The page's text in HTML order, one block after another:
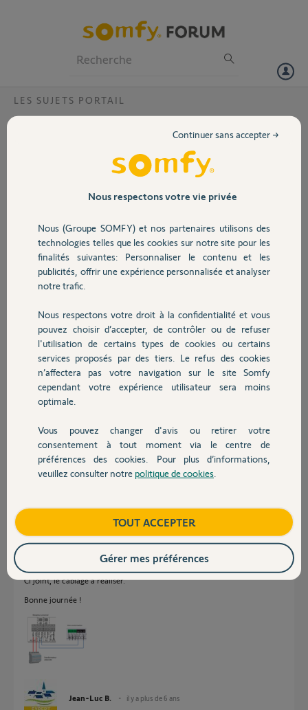
Volet
Sécurité
Domotique
Chauffage
Autres produits
Devis avec un pro
Contact
LES SUJETS PORTAIL
Comment brancher un récepteur universel
Je souhaiterai installer un récepteur
motorisation de portail SGS
sentinel opengate 1
Quelqu'un pourrait il m'aiguiller sur
les branchements à effectuer s'il
vous plaît ?
William L.
il y a plus de 6 ans
Participer au fil de discussion
Réponses
Ci joint, le câblage à réaliser.
Bonne journée !
Jean-Luc B. il y a plus de 6 ans
Nous respectons votre vie privée
Nous (Groupe SOMFY) et nos partenaires utilisons des
technologies telles que les cookies sur notre site pour les
finalités suivantes: Personnaliser le contenu et les
publicités, offrir une expérience personnalisée et analyser
notre trafic.
Nous respectons votre droit à la confidentialité et vous
pouvez choisir d’accepter, de contrôler ou de refuser
l'utilisation de certains types de cookies ou certains
services proposés par des tiers. Le refus des cookies
n’affectera pas votre navigation sur le site Somfy
cependant votre expérience utilisateur sera moins
optimale.
Vous pouvez changer d'avis ou retirer votre
consentement à tout moment via le centre de
préférences des cookies. Pour plus d’informations,
veuillez consulter notre politique de cookies
Continuer sans accepter →
TOUT ACCEPTER
Gérer mes préférences